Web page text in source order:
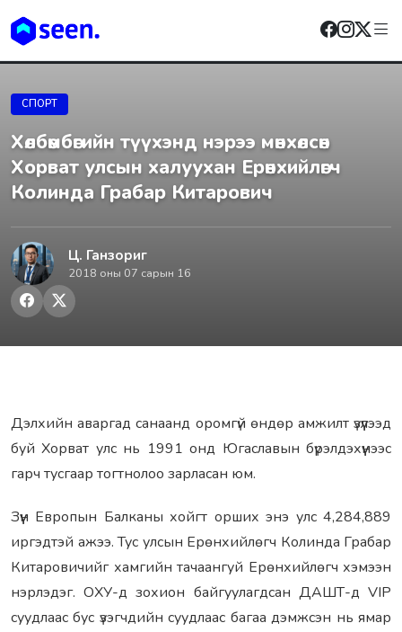
СПОРТ
Хөлбөмбөгийн түүхэнд нэрээ мөнхөлсөн
Хорват улсын халуухан Ерөнхийлөгч
Колинда Грабар Китарович
Ц. Ганзориг
2018 оны 07 сарын 16
Дэлхийн аваргад санаанд оромгүй өндөр амжилт үзүүлээд
буй Хорват улс нь 1991 онд Югаславын бүрэлдэхүүнээс
гарч тусгаар тогтнолоо зарласан юм.
Зүүн Европын Балканы хойгт орших энэ улс 4,284,889
иргэдтэй ажээ. Тус улсын Ерөнхийлөгч Колинда Грабар
Китаровичийг хамгийн тачаангуй Ерөнхийлөгч хэмээн
нэрлэдэг. ОХУ-д зохион байгуулагдсан ДАШТ-д VIP
суудлаас бус үзэгчдийн суудлаас багаа дэмжсэн нь ямар